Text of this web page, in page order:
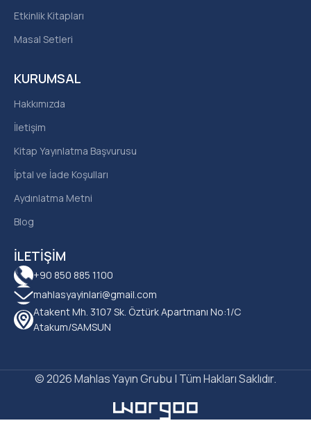
İLETIŞIM
+90 850 885 1100
mahlasyayinlari@gmail.com
Atakent Mh. 3107 Sk. Öztürk Apartmanı No:1/C
Atakum/SAMSUN
KURUMSAL
Hakkımızda
İletişim
Kitap Yayınlatma Başvurusu
İptal ve İade Koşulları
Aydınlatma Metni
Blog
Etkinlik Kitapları
Masal Setleri
© 2026 Mahlas Yayın Grubu | Tüm Hakları Saklıdır.